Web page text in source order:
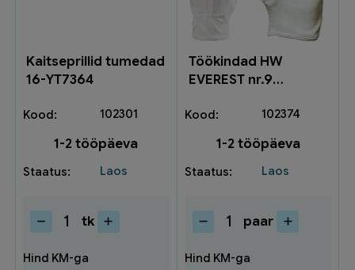
Kaitseprillid tumedad
16-YT7364
102301
1-2 tööpäeva
Laos
Kaitseprillid
16-
tk
Töökindad HW
EVEREST nr.9
102374
1-2 tööpäeva
Laos
Töökindad
EVEREST
paar